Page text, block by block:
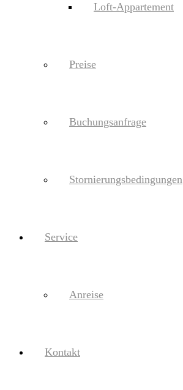
Loft-Appartement
Preise
Buchungsanfrage
Stornierungsbedingungen
Service
Anreise
Kontakt